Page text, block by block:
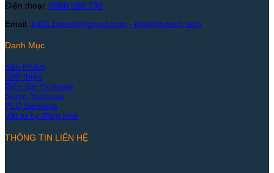
Điện thoại: 0988 568 790
Email: kd01.bvtech@gmail.com - info@bvtech.tech
Danh Mục
Sản Phẩm
Giới thiệu
Biến tần Yaskawa
Servo Yaskawa
PLC Siemens
Vật tư tự động hoá
THÔNG TIN LIÊN HỆ